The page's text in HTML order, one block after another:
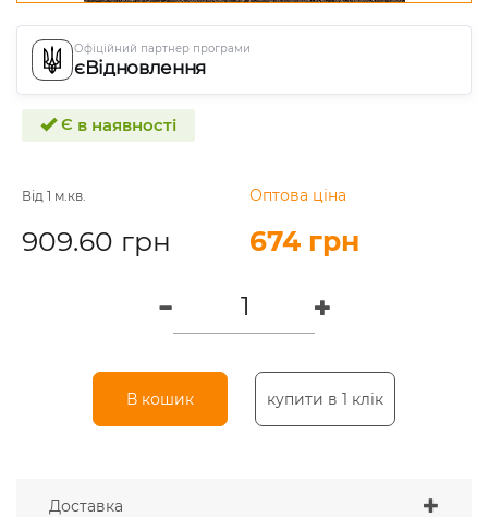
Офіційний партнер програми
єВідновлення
Є в наявності
Від 1 м.кв.
909.60 грн
Оптова ціна
674 грн
В кошик купити в 1 клік
Доставка